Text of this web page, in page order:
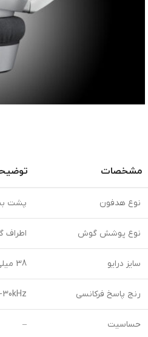
مشخصات
نوع هدفون پشت
نوع پوشش گوش
سایز درایو 38 میلی متر
رنج پاسخ فرکانسی
حساسیت –